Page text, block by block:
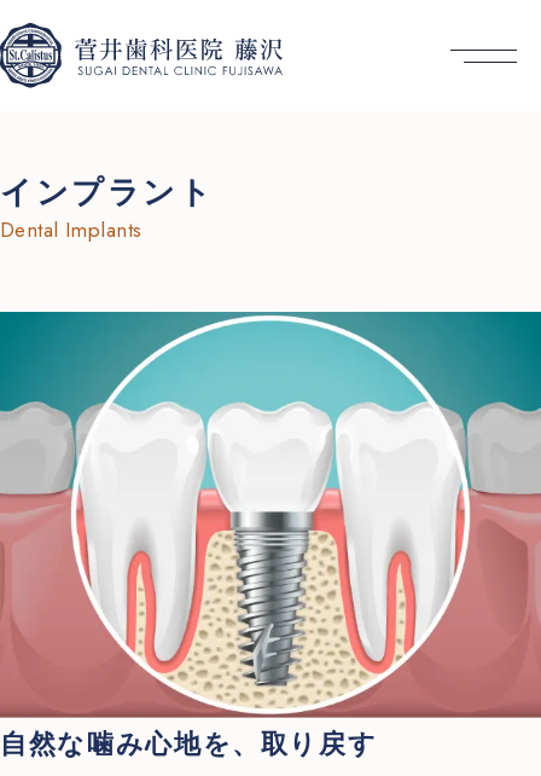
インプラント
Dental Implants
自然な噛み心地を、取り戻す